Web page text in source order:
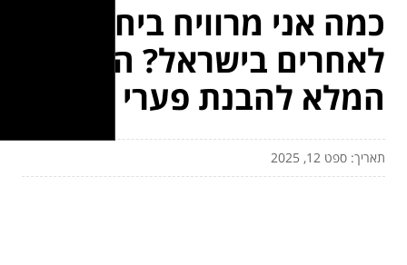
כמה אני מרוויח ביחס
לאחרים בישראל? המדריך
המלא להבנת פערי השכר.
תאריך: ספט 12, 2025